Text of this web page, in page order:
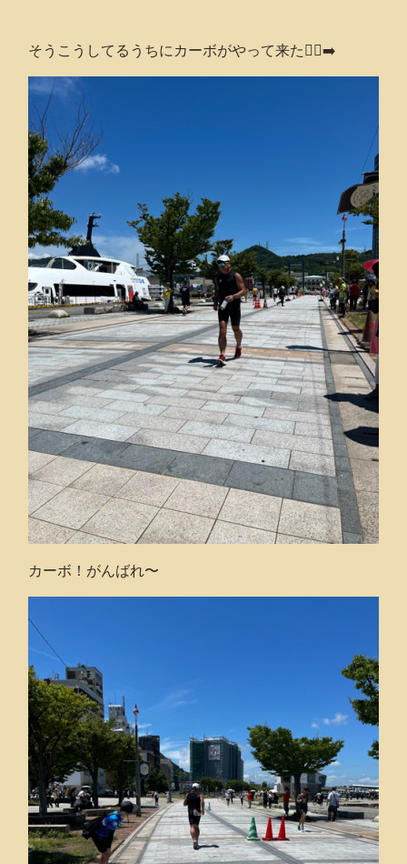
そうこうしてるうちにカーボがやって来た🏃‍♂️‍➡️
カーボ！がんばれ〜